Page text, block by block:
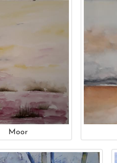
Moor